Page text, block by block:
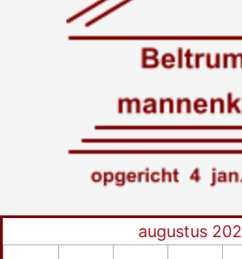
augustus